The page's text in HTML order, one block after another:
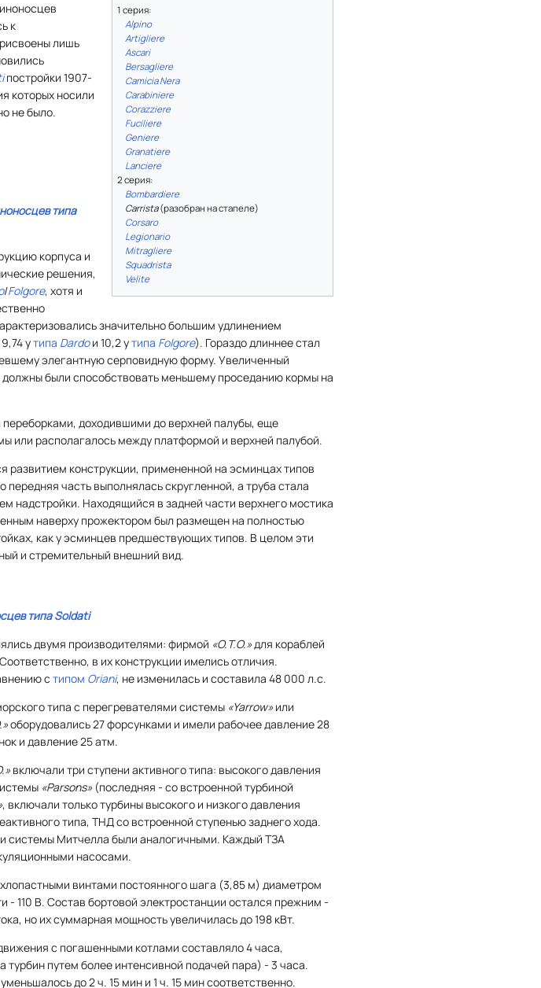
1 серия:
Alpino
Artigliere
Ascari
Bersagliere
Camicia Nera
Carabiniere
Corazziere
Fuciliere
Geniere
Granatiere
Lanciere
2 серия:
Bombardiere
Carrista(разобран на стапеле)
Corsaro
Legionario
Mitragliere
Squadrista
Velite
к
лишь
постройки 1907-
которых носили
не было.
типа
корпуса и
решения,
/Folgore, хотя и
значительно большим удлинением
утипа Dardoи 10,2 утипа Folgore). Гораздо длиннее стал
элегантную серповидную форму. Увеличенный
были способствовать меньшему проседанию кормы на
доходившими до верхней палубы, еще
или располагалось между платформой и верхней палубой.
развитием конструкции, примененной на эсминцах типов
передняя часть выполнялась скругленной, а труба стала
надстройки. Находящийся в задней части верхнего мостика
наверху прожектором был размещен на полностью
как у эсминцев предшествующих типов. В целом эти
и стремительный внешний вид.
типаSoldati
двумя производителями: фирмой «О.Т.О.»для кораблей
в их конструкции имелись отличия.
с типом Oriani, не изменилась и составила 48 000 л.с.
типа с перегревателями системы «Yarrow»или
оборудовались 27 форсунками и имели рабочее давление 28
и давление 25 атм.
включали три ступени активного типа: высокого давления
«Parsons»(последняя - со встроенной турбиной
, включали только турбины высокого и низкого давления
типа, ТНД со встроенной ступенью заднего хода.
системы Митчелла были аналогичными. Каждый ТЗА
насосами.
винтами постоянного шага (3,85 м) диаметром
- 110 В. Состав бортовой электростанции остался прежним -
но их суммарная мощность увеличилась до 198 кВт.
с погашенными котлами составляло 4 часа,
путем более интенсивной подачей пара) - 3 часа.
до 2 ч. 15 мин и 1 ч. 15 мин соответственно.